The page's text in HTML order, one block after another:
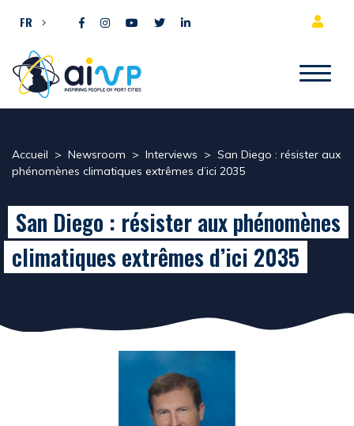
FR
Accueil > Newsroom > Interviews > San Diego : résister aux
phénomènes climatiques extrêmes d’ici 2035
San Diego : résister aux phénomènes
climatiques extrêmes d’ici 2035